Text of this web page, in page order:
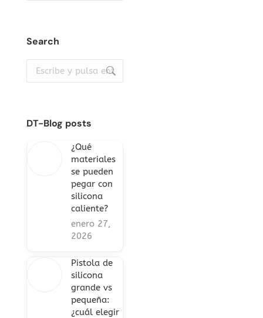
Search
DT-Blog posts
¿Qué
materiales
se pueden
pegar con
silicona
caliente?
enero 27,
2026
Pistola de
silicona
grande vs
pequeña:
¿cuál elegir